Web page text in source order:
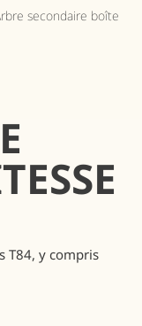
secondaire boîte
T84, y compris